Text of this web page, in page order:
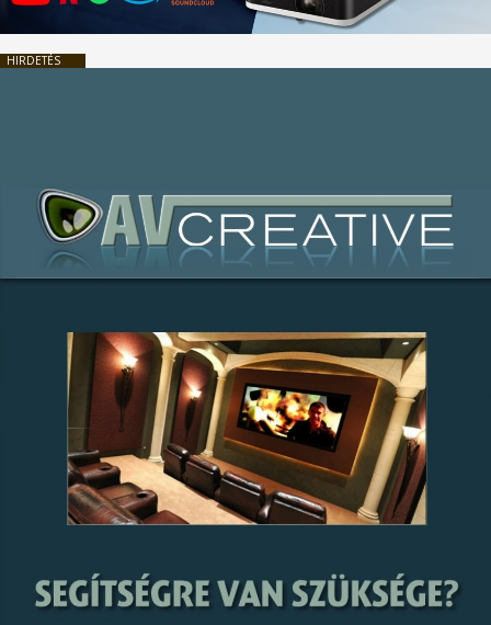
HIRDETÉS